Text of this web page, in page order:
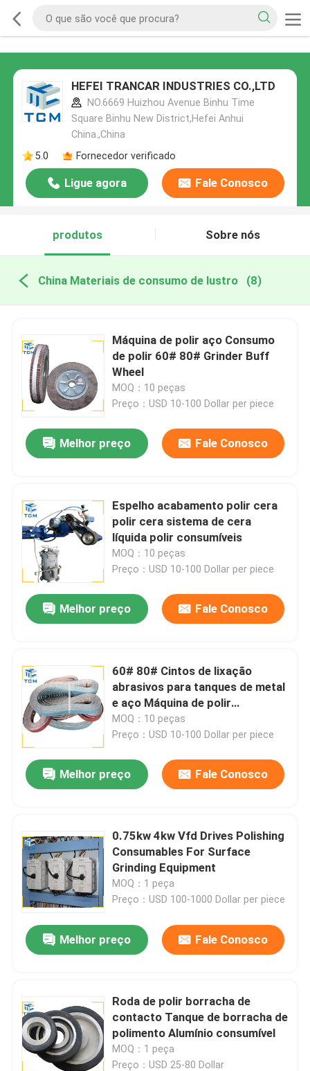
HEFEI TRANCAR INDUSTRIES CO.,LTD
NO.6669 Huizhou Avenue Binhu Time
Square Binhu New District,Hefei Anhui
China.,China
5.0
Fornecedor verificado
Ligue agora Fale Conosco
produtos Sobre nós
China Materiais de consumo de lustro (8)
Máquina de polir aço Consumo
de polir 60# 80# Grinder Buff
Wheel
MOQ：10 peças
Preço：USD 10-100 Dollar per piece
Melhor preço Fale Conosco
Espelho acabamento polir cera
polir cera sistema de cera
líquida polir consumíveis
MOQ：10 peças
Preço：USD 10-100 Dollar per piece
Melhor preço Fale Conosco
60# 80# Cintos de lixação
abrasivos para tanques de metal
e aço Máquina de polir
automática
MOQ：10 peças
Preço：USD 10-100 Dollar per piece
Melhor preço Fale Conosco
0.75kw 4kw Vfd Drives Polishing
Consumables For Surface
Grinding Equipment
MOQ：1 peça
Preço：USD 100-1000 Dollar per piece
Melhor preço Fale Conosco
Roda de polir borracha de
contacto Tanque de borracha de
polimento Alumínio consumível
MOQ：1 peça
Preço：USD 25-80 Dollar